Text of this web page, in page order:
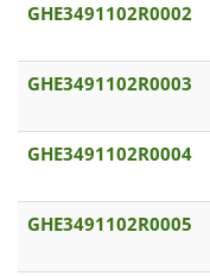
GHE3491102R0002
GHE3491102R0003
GHE3491102R0004
GHE3491102R0005